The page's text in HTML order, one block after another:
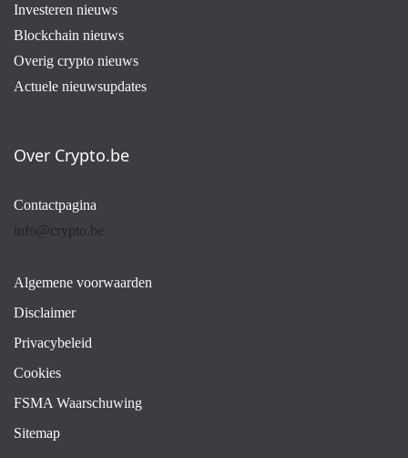
Investeren nieuws
Blockchain nieuws
Overig crypto nieuws
Actuele nieuwsupdates
Over Crypto.be
Contactpagina
info@crypto.be
Algemene voorwaarden
Disclaimer
Privacybeleid
Cookies
FSMA Waarschuwing
Sitemap